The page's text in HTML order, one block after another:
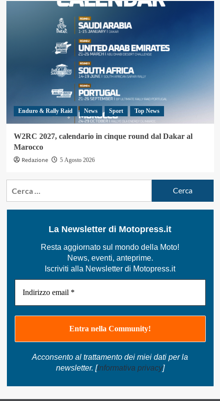
Enduro & Rally Raid News Sport Top News
W2RC 2027, calendario in cinque round dal Dakar al
Marocco
Redazione
5 Agosto 2026
La Newsletter di Motopress.it
Resta aggiornato sul mondo della Moto!
News, eventi, anteprime.
Iscriviti alla Newsletter di Motopress.it
Acconsento al trattamento dei miei dati per la
newsletter. [Informativa privacy]